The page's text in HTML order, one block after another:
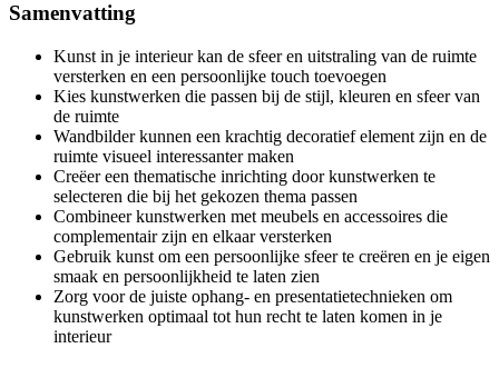
Samenvatting
Kunst in je interieur kan de sfeer en uitstraling van de ruimte
versterken en een persoonlijke touch toevoegen
Kies kunstwerken die passen bij de stijl, kleuren en sfeer van
de ruimte
Wandbilder kunnen een krachtig decoratief element zijn en de
ruimte visueel interessanter maken
Creëer een thematische inrichting door kunstwerken te
selecteren die bij het gekozen thema passen
Combineer kunstwerken met meubels en accessoires die
complementair zijn en elkaar versterken
Gebruik kunst om een persoonlijke sfeer te creëren en je eigen
smaak en persoonlijkheid te laten zien
Zorg voor de juiste ophang- en presentatietechnieken om
kunstwerken optimaal tot hun recht te laten komen in je
interieur